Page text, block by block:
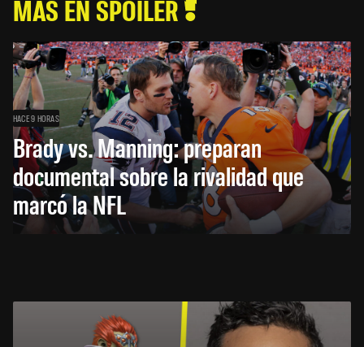
MÁS EN SPOILER
HACE 9 HORAS
Brady vs. Manning: preparan
documental sobre la rivalidad que
marcó la NFL